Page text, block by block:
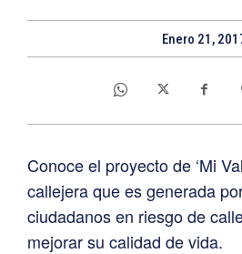
Enero 21,
Conoce el proyecto de ‘Mi
callejera que es generada
ciudadanos en riesgo de
mejorar su calidad de vida.